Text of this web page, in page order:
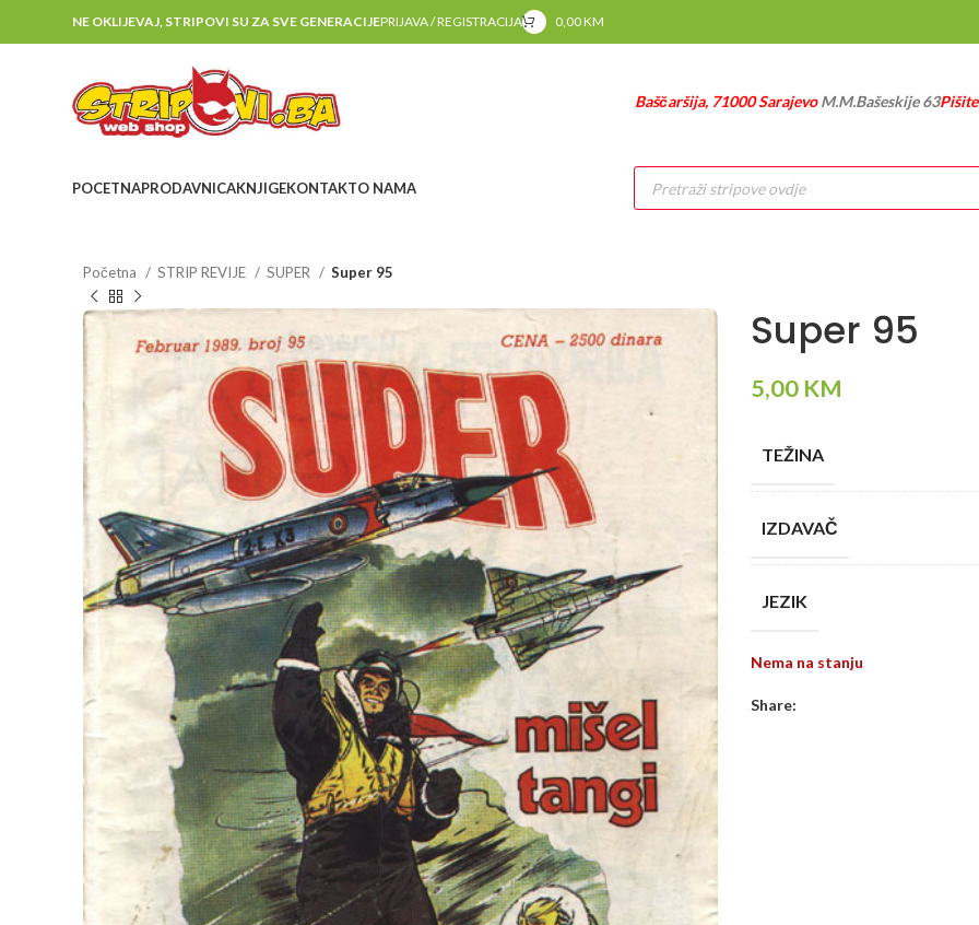
NE OKLIJEVAJ, STRIPOVI SU ZA SVE GENERACIJEPRIJAVA / REGISTRACIJA 0,00KM
Baščaršija, 71000 SarajevoM.M.Bašeskije 63
POCETNAPRODAVNICAKNJIGEKONTAKTO NAMA
Products
search
Početna STRIP REVIJE SUPER Super 95
Super 95
5,00 KM
TEŽINA
IZDAVAČ
JEZIK
Nema na stanju
Share: